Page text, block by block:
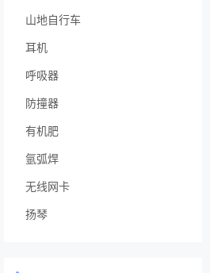
山地自行车
耳机
呼吸器
防撞器
有机肥
氩弧焊
无线网卡
扬琴